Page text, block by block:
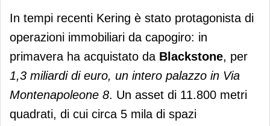
In tempi recenti Kering è stato protagonista di
operazioni immobiliari da capogiro: in
primavera ha acquistato da Blackstone, per
1,3 miliardi di euro, un intero palazzo in Via
Montenapoleone 8. Un asset di 11.800 metri
quadrati, di cui circa 5 mila di spazi